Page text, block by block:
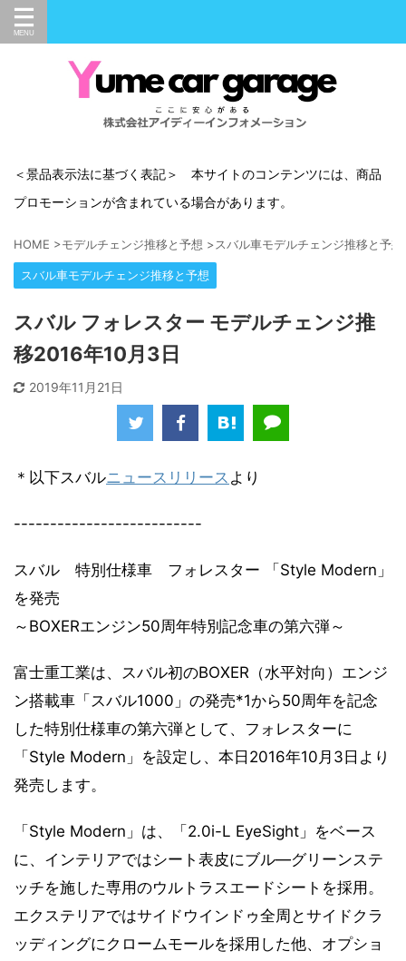
＜景品表示法に基づく表記＞ 本サイトのコンテンツには、商品
プロモーションが含まれている場合があります。
HOME >モデルチェンジ推移と予想 >スバル車モデルチェンジ推移と予想
スバル車モデルチェンジ推移と予想
スバル フォレスター モデルチェンジ推
移2016年10月3日
2019年11月21日
＊以下スバルニュースリリース より
--------------------------
スバル 特別仕様車 フォレスター 「Style Modern」
を発売
～BOXERエンジン50周年特別記念車の第六弾～
富士重工業は、スバル初のBOXER（水平対向）エンジ
ン搭載車「スバル1000」の発売*1から50周年を記念
した特別仕様車の第六弾として、フォレスターに
「Style Modern」を設定し、本日2016年10月3日より
発売します。
「Style Modern」は、「2.0i-L EyeSight」をベース
に、インテリアではシート表皮にブル―グリーンステ
ッチを施した専用のウルトラスエードシートを採用。
エクステリアではサイドウインドゥ全周とサイドクラ
ッディングにクロームモールを採用した他、オプショ